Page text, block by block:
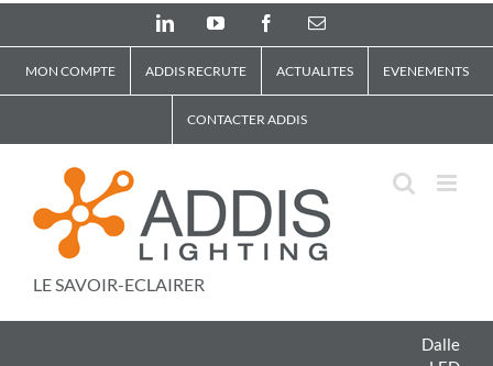
LinkedInYouTube FacebookEmail
MON COMPTE ADDIS RECRUTE ACTUALITES EVENEMENTS
CONTACTER ADDIS
LE SAVOIR-ECLAIRER
Dalle